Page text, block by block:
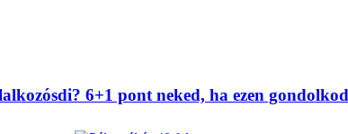
6+1 pont neked, ha ezen